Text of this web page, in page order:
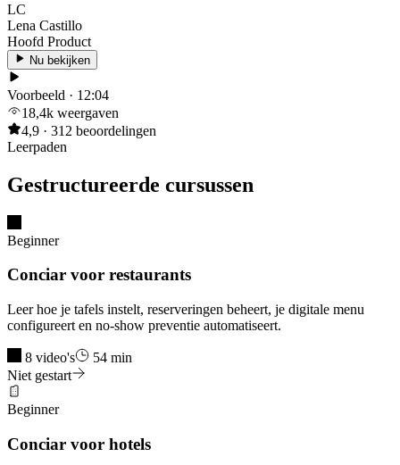
LC
Lena Castillo
Hoofd Product
Nu bekijken
Voorbeeld · 12:04
18,4k weergaven
4,9 · 312 beoordelingen
Leerpaden
Gestructureerde cursussen
Beginner
Conciar voor restaurants
Leer hoe je tafels instelt, reserveringen beheert, je digitale menu
configureert en no-show preventie automatiseert.
8 video's
54 min
Niet gestart
Beginner
Conciar voor hotels